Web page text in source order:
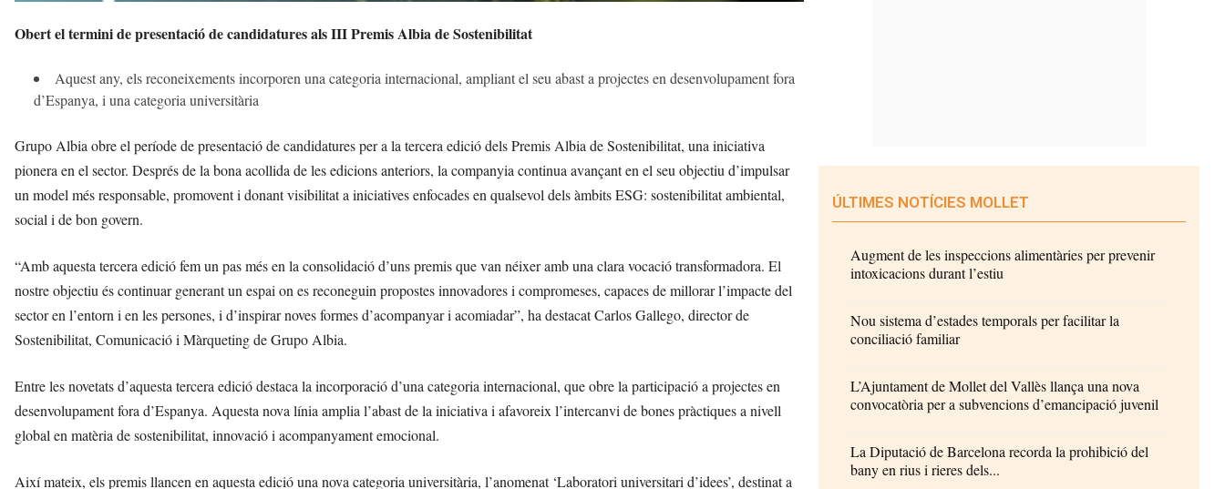
Obert el termini de presentació de candidatures als III Premis Albia de Sostenibilitat
Aquest any, els reconeixements incorporen una categoria internacional, ampliant el seu abast a projectes en desenvolupament fora
d’Espanya, i una categoria universitària
Grupo Albia obre el període de presentació de candidatures per a la tercera edició dels Premis Albia de Sostenibilitat, una iniciativa
pionera en el sector. Després de la bona acollida de les edicions anteriors, la companyia continua avançant en el seu objectiu d’impulsar
un model més responsable, promovent i donant visibilitat a iniciatives enfocades en qualsevol dels àmbits ESG: sostenibilitat ambiental,
social i de bon govern.
“Amb aquesta tercera edició fem un pas més en la consolidació d’uns premis que van néixer amb una clara vocació transformadora. El
nostre objectiu és continuar generant un espai on es reconeguin propostes innovadores i compromeses, capaces de millorar l’impacte del
sector en l’entorn i en les persones, i d’inspirar noves formes d’acompanyar i acomiadar”, ha destacat Carlos Gallego, director de
Sostenibilitat, Comunicació i Màrqueting de Grupo Albia.
Entre les novetats d’aquesta tercera edició destaca la incorporació d’una categoria internacional, que obre la participació a projectes en
desenvolupament fora d’Espanya. Aquesta nova línia amplia l’abast de la iniciativa i afavoreix l’intercanvi de bones pràctiques a nivell
global en matèria de sostenibilitat, innovació i acompanyament emocional.
Així mateix, els premis llancen en aquesta edició una nova categoria universitària, l’anomenat ‘Laboratori universitari d’idees’, destinat a
ÚLTIMES NOTÍCIES MOLLET
Augment de les inspeccions alimentàries per prevenir
intoxicacions durant l’estiu
Nou sistema d’estades temporals per facilitar la
conciliació familiar
L’Ajuntament de Mollet del Vallès llança una nova
convocatòria per a subvencions d’emancipació juvenil
La Diputació de Barcelona recorda la prohibició del
bany en rius i rieres dels...